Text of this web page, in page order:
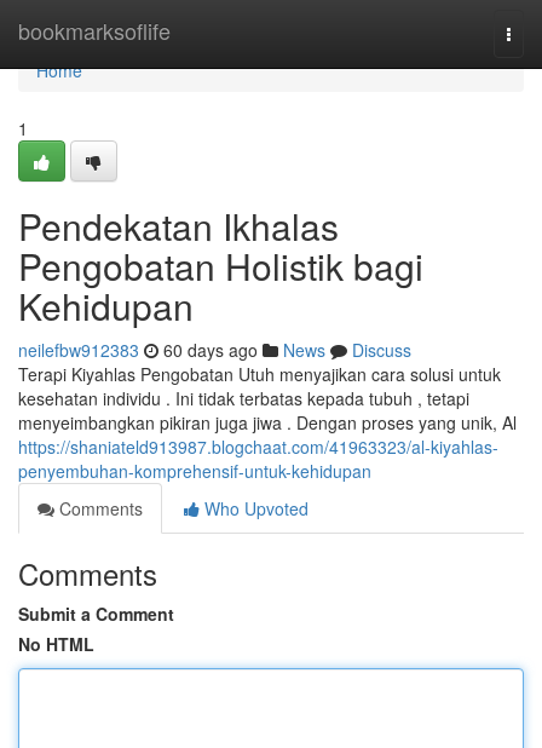
bookmarksoflife
Home
Home
1
Pendekatan Ikhalas
Pengobatan Holistik bagi
Kehidupan
neilefbw912383 60 days ago News
Discuss
Terapi Kiyahlas Pengobatan Utuh menyajikan cara solusi untuk
kesehatan individu . Ini tidak terbatas kepada tubuh , tetapi
menyeimbangkan pikiran juga jiwa . Dengan proses yang unik, Al
https://shaniateld913987.blogchaat.com/41963323/al-kiyahlas-
penyembuhan-komprehensif-untuk-kehidupan
Comments
Who Upvoted
Comments
Submit a Comment
No HTML